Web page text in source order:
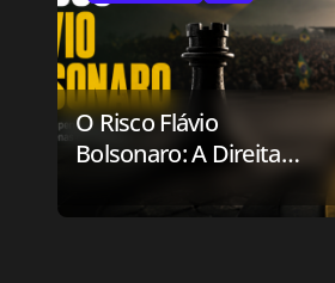
O Risco Flávio
Bolsonaro: A Direita
Vencer ou Apenas em